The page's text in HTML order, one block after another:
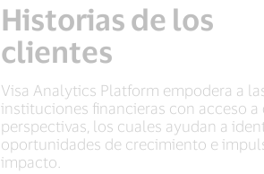
Historias de los
clientes
Visa Analytics Platform empodera a
instituciones financieras con acceso a
perspectivas, los cuales ayudan a
oportunidades de crecimiento e
impacto.